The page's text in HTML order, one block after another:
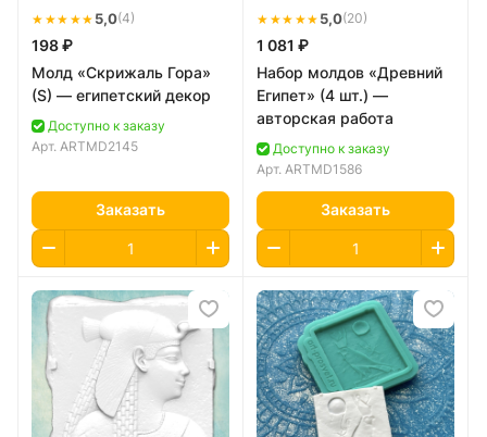
★★★★★ 5,0(4)
198 ₽
Молд «Скрижаль Гора»
(S) — египетский декор
Доступно к заказу
Арт. ARTMD2145
Заказать
★★★★★ 5,0(20)
1 081 ₽
Набор молдов «Древний
Египет» (4 шт.) —
авторская работа
Доступно к заказу
Арт. ARTMD1586
Заказать